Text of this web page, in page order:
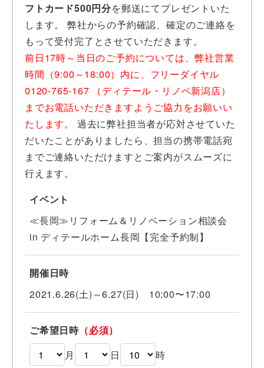
フトカード500円分を郵送にてプレゼントいた
します。 弊社からの予約確認、確定のご連絡を
もって受付完了とさせていただきます。
前日17時～当日のご予約については、弊社営業
時間（9:00～18:00）内に、フリーダイヤル
0120-765-167 （ディテール・リノベ新潟店）
までお電話いただきますようご協力をお願いい
たします。
過去に弊社担当者が応対させていた
だいたことがありましたら、担当の携帯電話宛
までご連絡いただけますとご案内がスムーズに
行えます。
イベント
≪長岡≫リフォーム＆リノベーション相談会
in ディテールホーム長岡【完全予約制】
開催日時
2021.6.26(土)～6.27(日) 10:00〜17:00
ご希望日時 （必須）
月
日 時